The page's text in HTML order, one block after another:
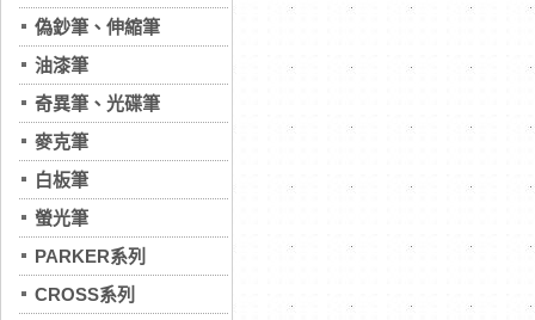
偽鈔筆、伸縮筆
油漆筆
奇異筆、光碟筆
麥克筆
白板筆
螢光筆
PARKER系列
CROSS系列